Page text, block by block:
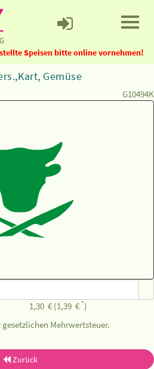
Speisen bitte online vornehmen!
Gemüse
G10494K
1,30 € (1,39 € *)
Mehrwertsteuer.
Zurück